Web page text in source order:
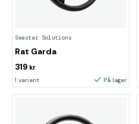
Seastar Solutions
Rat Garda
319 kr
1 variant På lager